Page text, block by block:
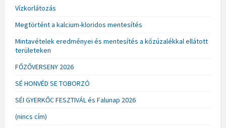
Vízkorlátozás
Megtörtént a kalcium-kloridos mentesítés
Mintavételek eredményei és mentesítés a kőzúzalékkal ellátott
területeken
FŐZŐVERSENY 2026
SÉ HONVÉD SE TOBORZÓ
SÉI GYERKŐC FESZTIVÁL és Falunap 2026
(nincs cím)